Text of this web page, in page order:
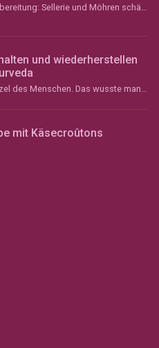
und wiederherstellen
mit Käsecroûtons